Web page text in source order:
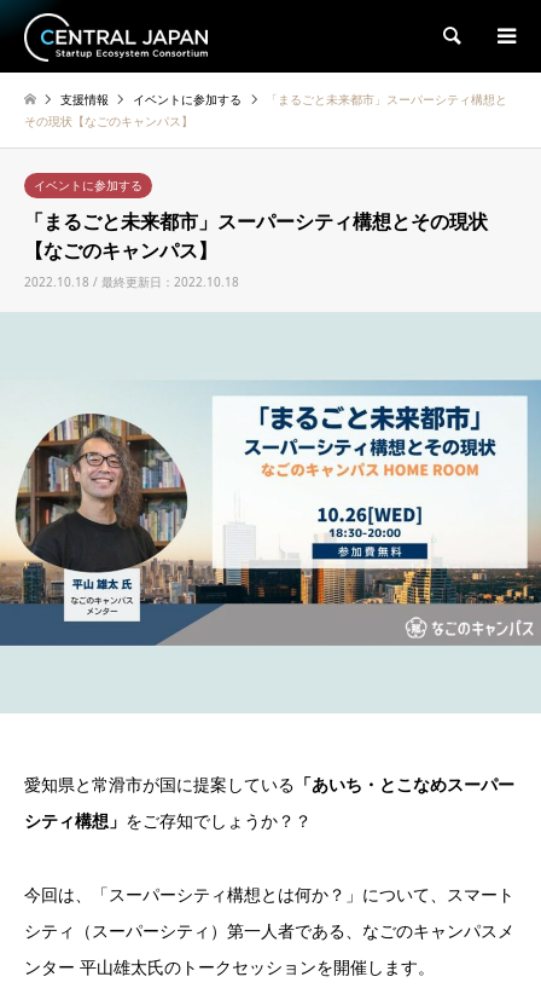
検索
支援情報 イベントに参加する
「まるごと未来都市」スーパーシティ構想と
その現状【なごのキャンパス】
イベントに参加する
「まるごと未来都市」スーパーシティ構想とその現状
【なごのキャンパス】
2022.10.18 / 最終更新日：2022.10.18
愛知県と常滑市が国に提案している 「あいち・とこなめスーパー
シティ構想」 をご存知でしょうか？？
今回は、「スーパーシティ構想とは何か？」について、スマート
シティ（スーパーシティ）第一人者である、なごのキャンパスメ
ンター 平山雄太氏のトークセッションを開催します。